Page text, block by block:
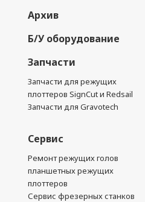
Архив
Б/У оборудование
Запчасти
Запчасти для режущих
плоттеров SignCut и Redsail
Запчасти для Gravotech
Сервис
Ремонт режущих голов
планшетных режущих
плоттеров
Сервис фрезерных станков